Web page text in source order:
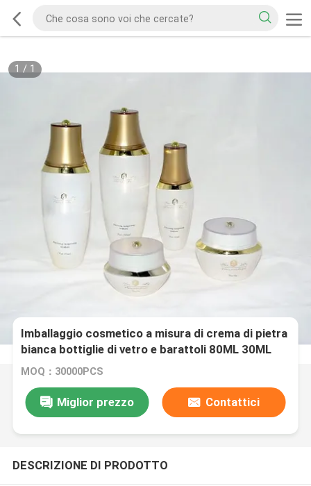
1 / 1
Imballaggio cosmetico a misura di crema di pietra
bianca bottiglie di vetro e barattoli 80ML 30ML
MOQ：30000PCS
Miglior prezzo Contattici
DESCRIZIONE DI PRODOTTO